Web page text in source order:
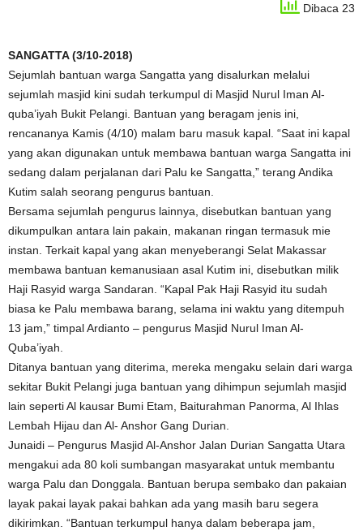
Dibaca 23
SANGATTA (3/10-2018)
Sejumlah bantuan warga Sangatta yang disalurkan melalui
sejumlah masjid kini sudah terkumpul di Masjid Nurul Iman Al-
quba’iyah Bukit Pelangi. Bantuan yang beragam jenis ini,
rencananya Kamis (4/10) malam baru masuk kapal. “Saat ini kapal
yang akan digunakan untuk membawa bantuan warga Sangatta ini
sedang dalam perjalanan dari Palu ke Sangatta,” terang Andika
Kutim salah seorang pengurus bantuan.
Bersama sejumlah pengurus lainnya, disebutkan bantuan yang
dikumpulkan antara lain pakain, makanan ringan termasuk mie
instan. Terkait kapal yang akan menyeberangi Selat Makassar
membawa bantuan kemanusiaan asal Kutim ini, disebutkan milik
Haji Rasyid warga Sandaran. “Kapal Pak Haji Rasyid itu sudah
biasa ke Palu membawa barang, selama ini waktu yang ditempuh
13 jam,” timpal Ardianto – pengurus Masjid Nurul Iman Al-
Quba’iyah.
Ditanya bantuan yang diterima, mereka mengaku selain dari warga
sekitar Bukit Pelangi juga bantuan yang dihimpun sejumlah masjid
lain seperti Al kausar Bumi Etam, Baiturahman Panorma, Al Ihlas
Lembah Hijau dan Al- Anshor Gang Durian.
Junaidi – Pengurus Masjid Al-Anshor Jalan Durian Sangatta Utara
mengakui ada 80 koli sumbangan masyarakat untuk membantu
warga Palu dan Donggala. Bantuan berupa sembako dan pakaian
layak pakai layak pakai bahkan ada yang masih baru segera
dikirimkan. “Bantuan terkumpul hanya dalam beberapa jam,